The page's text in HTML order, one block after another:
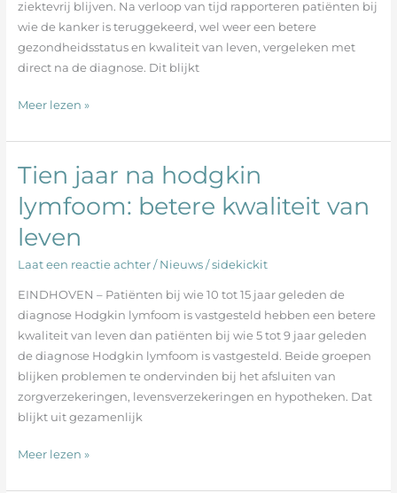
ziektevrij blijven. Na verloop van tijd rapporteren patiënten bij
wie de kanker is teruggekeerd, wel weer een betere
gezondheidsstatus en kwaliteit van leven, vergeleken met
direct na de diagnose. Dit blijkt
Meer lezen »
Tien jaar na hodgkin
lymfoom: betere kwaliteit van
leven
Laat een reactie achter / Nieuws/sidekickit
EINDHOVEN – Patiënten bij wie 10 tot 15 jaar geleden de
diagnose Hodgkin lymfoom is vastgesteld hebben een betere
kwaliteit van leven dan patiënten bij wie 5 tot 9 jaar geleden
de diagnose Hodgkin lymfoom is vastgesteld. Beide groepen
blijken problemen te ondervinden bij het afsluiten van
zorgverzekeringen, levensverzekeringen en hypotheken. Dat
blijkt uit gezamenlijk
Tien
na
hodgkin
lymfoom:
betere
kwaliteit
van
leven
Meer lezen »